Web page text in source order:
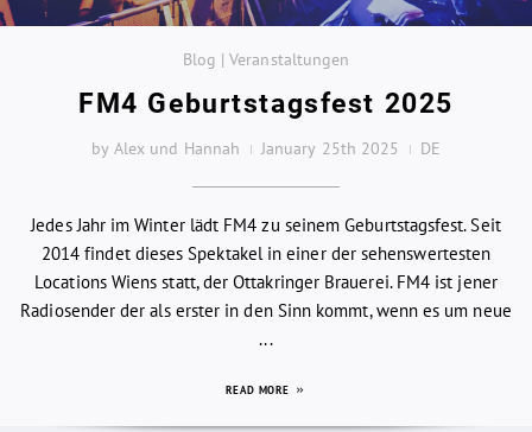
Blog | Veranstaltungen
FM4 Geburtstagsfest 2025
by Alex und Hannah January 25th 2025 DE
Jedes Jahr im Winter lädt FM4 zu seinem Geburtstagsfest. Seit
2014 findet dieses Spektakel in einer der sehenswertesten
Locations Wiens statt, der Ottakringer Brauerei. FM4 ist jener
Radiosender der als erster in den Sinn kommt, wenn es um neue
...
READ MORE